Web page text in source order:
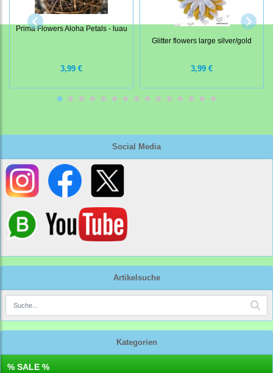
Social Media
Artikelsuche
Kategorien
% SALE %
Prima Flowers Aloha Petals - luau
3,99 €
Glitter flowers large silver/gold
3,99 €